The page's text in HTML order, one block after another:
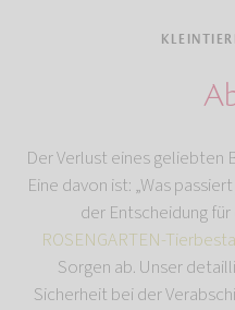
Der Verlust eines geliebten
Eine davon ist: „Was
der Entscheidung für
ROSENGARTEN-
Sorgen ab. Unser
Sicherheit bei der